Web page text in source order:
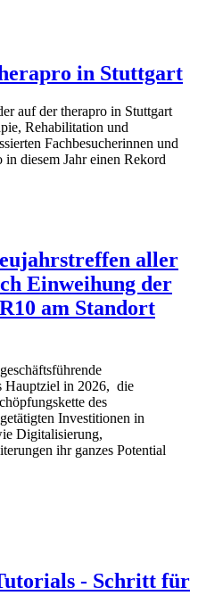
in Stuttgart
auf der therapro in Stuttgart
Rehabilitation und
Fachbesucherinnen und
in diesem Jahr einen Rekord
aller
Einweihung der
am Standort
Hauptziel in 2026, die
des
Investitionen in
Digitalisierung,
ihr ganzes Potential
- Schritt für